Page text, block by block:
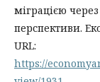
міграцією
перспективи.
URL:
https://